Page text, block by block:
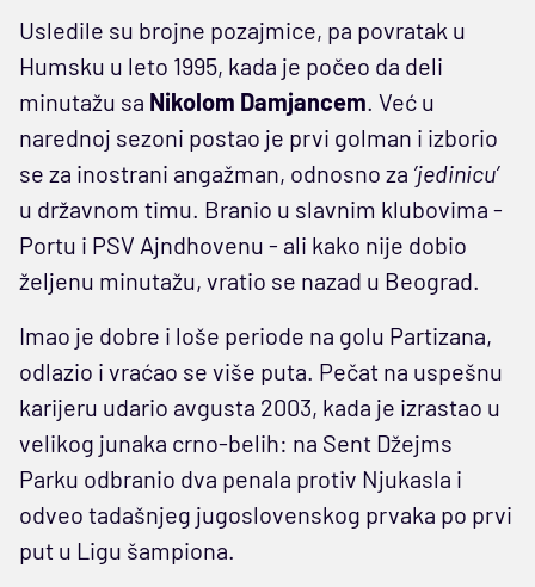
Usledile su brojne pozajmice, pa povratak u
Humsku u leto 1995, kada je počeo da deli
minutažu sa Nikolom Damjancem. Već u
narednoj sezoni postao je prvi golman i izborio
se za inostrani angažman, odnosno za ’jedinicu’
u državnom timu. Branio u slavnim klubovima -
Portu i PSV Ajndhovenu - ali kako nije dobio
željenu minutažu, vratio se nazad u Beograd.
Imao je dobre i loše periode na golu Partizana,
odlazio i vraćao se više puta. Pečat na uspešnu
karijeru udario avgusta 2003, kada je izrastao u
velikog junaka crno-belih: na Sent Džejms
Parku odbranio dva penala protiv Njukasla i
odveo tadašnjeg jugoslovenskog prvaka po prvi
put u Ligu šampiona.